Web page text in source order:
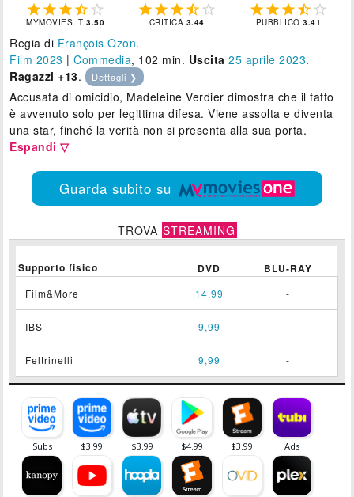
    
MYMOVIES.IT3.50
    
CRITICA 3.44
    
PUBBLICO3.41
Regia di François Ozon.
Film 2023 |Commedia, 102 min. Uscita 25 aprile 2023.
Ragazzi +13. Dettagli ❯
Accusata di omicidio, Madeleine Verdier dimostra che il fatto
è avvenuto solo per legittima difesa. Viene assolta e diventa
una star, finché la verità non si presenta alla sua porta.
Espandi ▽
Guarda subito su
TROVA STREAMING
Supporto fisico DVD BLU-RAY
Film&More 14,99 -
IBS 9,99 -
Feltrinelli 9,99 -